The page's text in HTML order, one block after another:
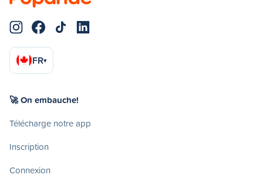
FR▾
🚀 On embauche!
Télécharge notre app
Inscription
Connexion